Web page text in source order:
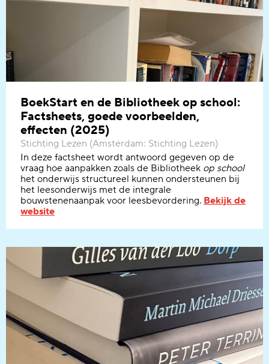
BoekStart en de Bibliotheek op school:
Factsheets, goede voorbeelden,
effecten (2025)
Stichting Lezen (Amsterdam: Stichting Lezen)
In deze factsheet wordt antwoord gegeven op de
vraag hoe aanpakken zoals de Bibliotheek op school
het onderwijs structureel kunnen ondersteunen bij
het leesonderwijs met de integrale
bouwstenenaanpak voor leesbevordering. Bekijk de
website